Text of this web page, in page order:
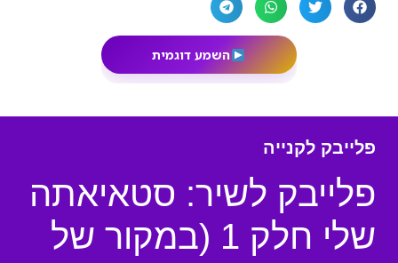
השמע דוגמית
פלייבק לקנייה
פלייבק לשיר: סטאיאתה
שלי חלק 1 (במקור של